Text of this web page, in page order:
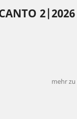
2|2026
mehr